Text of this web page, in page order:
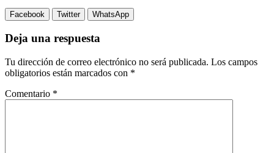
Facebook Twitter WhatsApp
Deja una respuesta
Tu dirección de correo electrónico no será publicada. Los campos
obligatorios están marcados con *
Comentario *